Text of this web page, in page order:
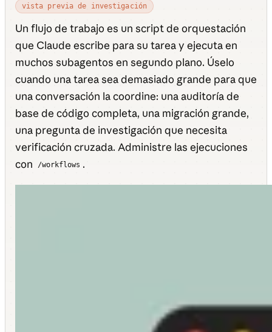
vista previa de investigación
Un flujo de trabajo es un script de orquestación
que Claude escribe para su tarea y ejecuta en
muchos subagentos en segundo plano. Úselo
cuando una tarea sea demasiado grande para que
una conversación la coordine: una auditoría de
base de código completa, una migración grande,
una pregunta de investigación que necesita
verificación cruzada. Administre las ejecuciones
con
/workflows .